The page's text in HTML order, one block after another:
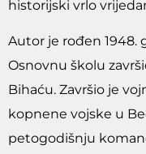
historijski vrlo
Autor je rođen 1948.
Osnovnu školu
Bihaću. Završio je
kopnene vojske u
petogodišnju